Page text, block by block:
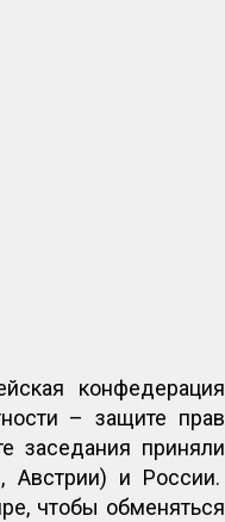
конфедерация
– защите прав
заседания приняли
Австрии) и России.
чтобы обменяться